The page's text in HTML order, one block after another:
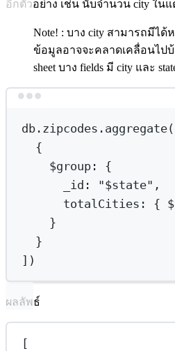
อีกตัวอย่าง เช่น นับจำนวน city ในแ
Note! : บาง city สามารถมีได้
ข้อมูลอาจจะคลาดเคลื่อนไปบ้
sheet บาง fields มี city และ
{
$group :
{
_id:
"$state",
totalCities:
{
}
}
])
ผลลัพธ์
[